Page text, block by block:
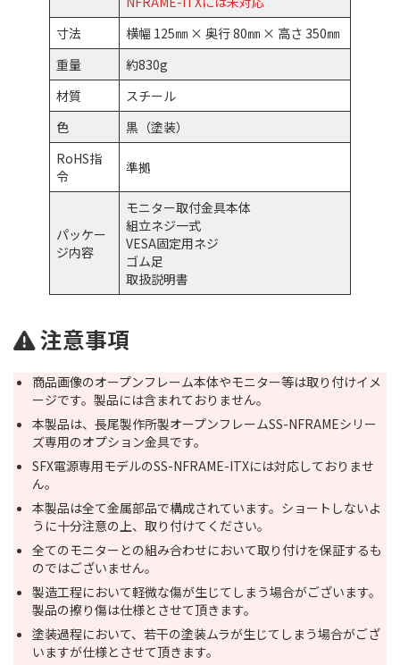
寸法
横幅 125㎜ × 奥行 80㎜ × 高さ 350㎜
重量
約830g
材質
スチール
色
黒（塗装）
RoHS指
令
準拠
パッケー
ジ内容
モニター取付金具本体
組立ネジ一式
VESA固定用ネジ
ゴム足
取扱説明書
注意事項
商品画像のオープンフレーム本体やモニター等は取り付けイメ
ージです。製品には含まれておりません。
本製品は、長尾製作所製オープンフレームSS-NFRAMEシリー
ズ専用のオプション金具です。
SFX電源専用モデルのSS-NFRAME-ITXには対応しておりませ
ん。
本製品は全て金属部品で構成されています。ショートしないよ
うに十分注意の上、取り付けてください。
全てのモニターとの組み合わせにおいて取り付けを保証するも
のではございません。
製造工程において軽微な傷が生じてしまう場合がございます。
製品の擦り傷は仕様とさせて頂きます。
塗装過程において、若干の塗装ムラが生じてしまう場合がござ
いますが仕様とさせて頂きます。